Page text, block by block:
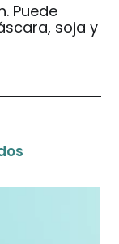
Puede
soja y